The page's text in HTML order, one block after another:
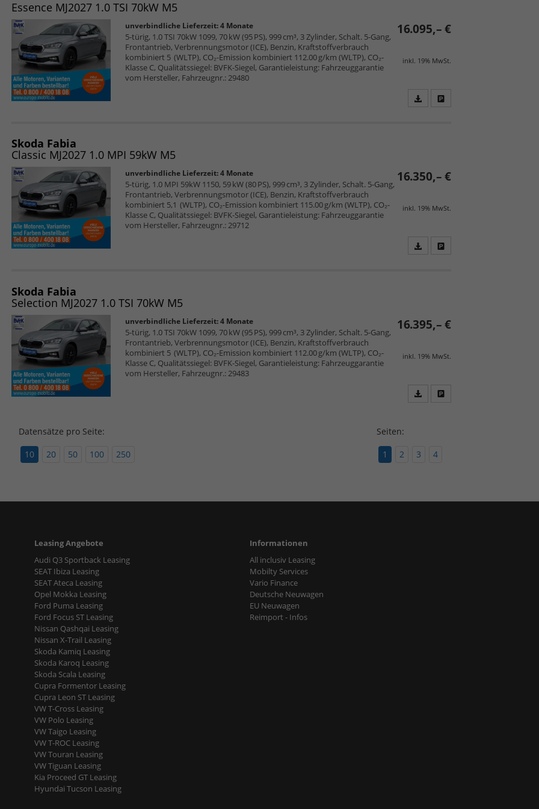
Essence MJ2027 1.0 TSI 70kW M5
16.095,– €
inkl. 19% MwSt.
unverbindliche Lieferzeit:4 Monate
5-türig, 1.0 TSI 70kW 1099, 70 kW (95 PS), 999 cm³, 3 Zylinder, Schalt. 5-Gang,
Frontantrieb, Verbrennungsmotor (ICE), Benzin, Kraftstoffverbrauch
kombiniert 5 (WLTP), CO₂-Emission kombiniert 112.00 g/km (WLTP), CO₂-
Klasse C, Qualitätssiegel: BVFK-Siegel, Garantieleistung: Fahrzeuggarantie
vom Hersteller, Fahrzeugnr.: 29480
Skoda Fabia
Classic MJ2027 1.0 MPI 59kW M5
16.350,– €
inkl. 19% MwSt.
unverbindliche Lieferzeit:4 Monate
5-türig, 1.0 MPI 59kW 1150, 59 kW (80 PS), 999 cm³, 3 Zylinder, Schalt. 5-Gang,
Frontantrieb, Verbrennungsmotor (ICE), Benzin, Kraftstoffverbrauch
kombiniert 5,1 (WLTP), CO₂-Emission kombiniert 115.00 g/km (WLTP), CO₂-
Klasse C, Qualitätssiegel: BVFK-Siegel, Garantieleistung: Fahrzeuggarantie
vom Hersteller, Fahrzeugnr.: 29712
Skoda Fabia
Selection MJ2027 1.0 TSI 70kW M5
16.395,– €
inkl. 19% MwSt.
unverbindliche Lieferzeit:4 Monate
5-türig, 1.0 TSI 70kW 1099, 70 kW (95 PS), 999 cm³, 3 Zylinder, Schalt. 5-Gang,
Frontantrieb, Verbrennungsmotor (ICE), Benzin, Kraftstoffverbrauch
kombiniert 5 (WLTP), CO₂-Emission kombiniert 112.00 g/km (WLTP), CO₂-
Klasse C, Qualitätssiegel: BVFK-Siegel, Garantieleistung: Fahrzeuggarantie
vom Hersteller, Fahrzeugnr.: 29483
Datensätze pro Seite:
10
20 50 100 250
Seiten:
1
2 3 4
Leasing Angebote
Audi Q3 Sportback Leasing
SEAT Ibiza Leasing
SEAT Ateca Leasing
Opel Mokka Leasing
Ford Puma Leasing
Ford Focus ST Leasing
Nissan Qashqai Leasing
Nissan X-Trail Leasing
Skoda Kamiq Leasing
Skoda Karoq Leasing
Skoda Scala Leasing
Cupra Formentor Leasing
Cupra Leon ST Leasing
VW T-Cross Leasing
VW Polo Leasing
VW Taigo Leasing
VW T-ROC Leasing
VW Touran Leasing
VW Tiguan Leasing
Kia Proceed GT Leasing
Hyundai Tucson Leasing
Informationen
All inclusiv Leasing
Mobilty Services
Vario Finance
Deutsche Neuwagen
EU Neuwagen
Reimport - Infos